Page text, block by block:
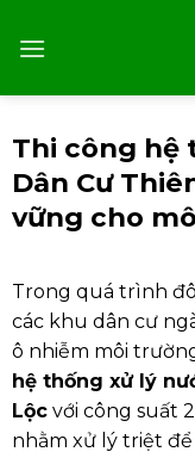
Thi công hệ
Dân Cư
vững cho
Trong quá trình
các khu dân cư
ô nhiễm môi
hệ thống xử lý
Lộcvới công suất
nhằm xử lý triệt